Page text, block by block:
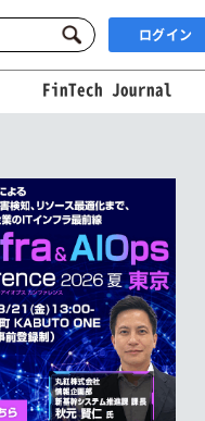
ログイン
FinTech Journal